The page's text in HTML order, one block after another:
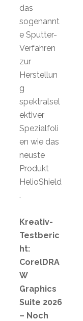
das
sogenannt
e Sputter-
Verfahren
zur
Herstellun
g
spektralsel
ektiver
Spezialfoli
en wie das
neuste
Produkt
HelioShield
.
Kreativ-
Testberic
ht:
CorelDRA
W
Graphics
Suite 2026
– Noch